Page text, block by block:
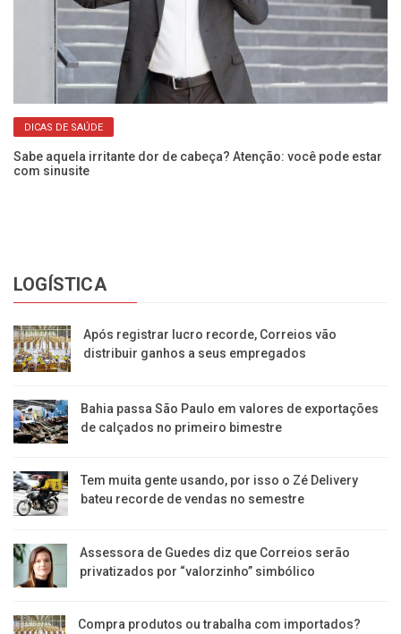
DICAS DE SAÚDE
Sabe aquela irritante dor de cabeça? Atenção: você pode estar
com sinusite
LOGÍSTICA
Após registrar lucro recorde, Correios vão
distribuir ganhos a seus empregados
Bahia passa São Paulo em valores de exportações
de calçados no primeiro bimestre
Tem muita gente usando, por isso o Zé Delivery
bateu recorde de vendas no semestre
Assessora de Guedes diz que Correios serão
privatizados por “valorzinho” simbólico
Compra produtos ou trabalha com importados?